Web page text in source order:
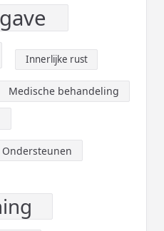
Innerlijke rust
Medische behandeling
Ondersteunen